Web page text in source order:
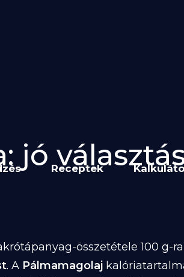
Receptek
jó
összetétele 100 g-
. A Pálmamagolaj